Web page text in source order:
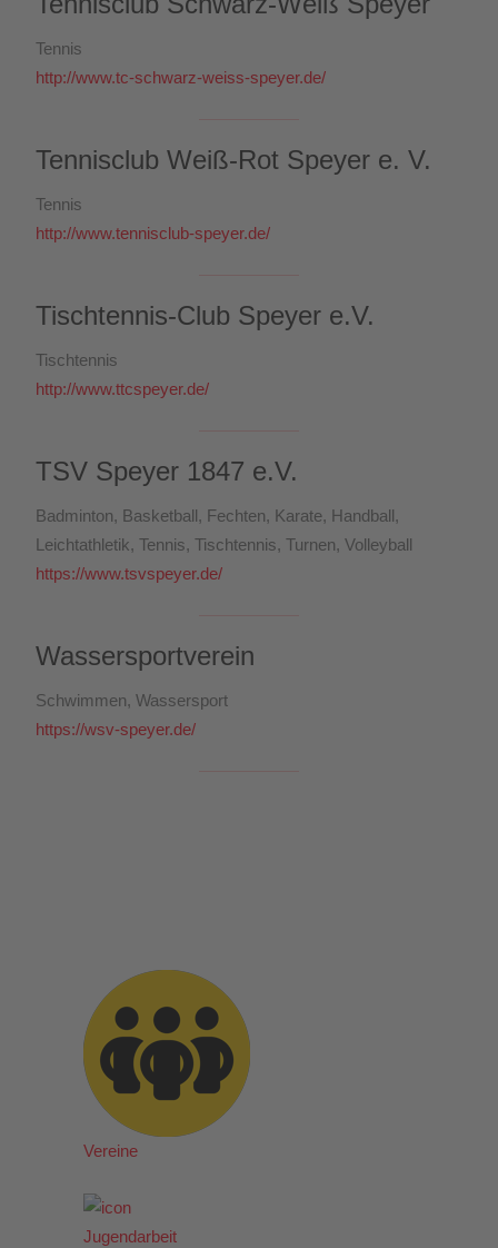
Tennis
http://www.tc-schwarz-weiss-speyer.de/
Tennisclub Weiß-Rot Speyer e. V.
Tennis
http://www.tennisclub-speyer.de/
Tischtennis-Club Speyer e.V.
Tischtennis
http://www.ttcspeyer.de/
TSV Speyer 1847 e.V.
Badminton, Basketball, Fechten, Karate, Handball,
Leichtathletik, Tennis, Tischtennis, Turnen, Volleyball
https://www.tsvspeyer.de/
Wassersportverein
Schwimmen, Wassersport
https://wsv-speyer.de/
Vereine
Jugendarbeit